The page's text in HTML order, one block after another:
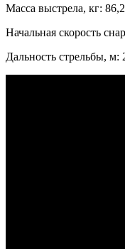
Масса выстрела, кг:
Начальная скорость
Дальность стрельбы, м: